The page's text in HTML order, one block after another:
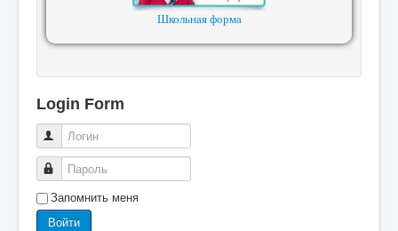
Школьная форма
Login Form
Логин
Пароль
Запомнить меня
Войти